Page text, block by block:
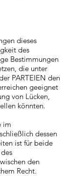
dieses
des
Bestimmungen
die unter
PARTEIEN den
geeignet
von Lücken,
könnten.
im
dessen
ist für beide
den
Recht.